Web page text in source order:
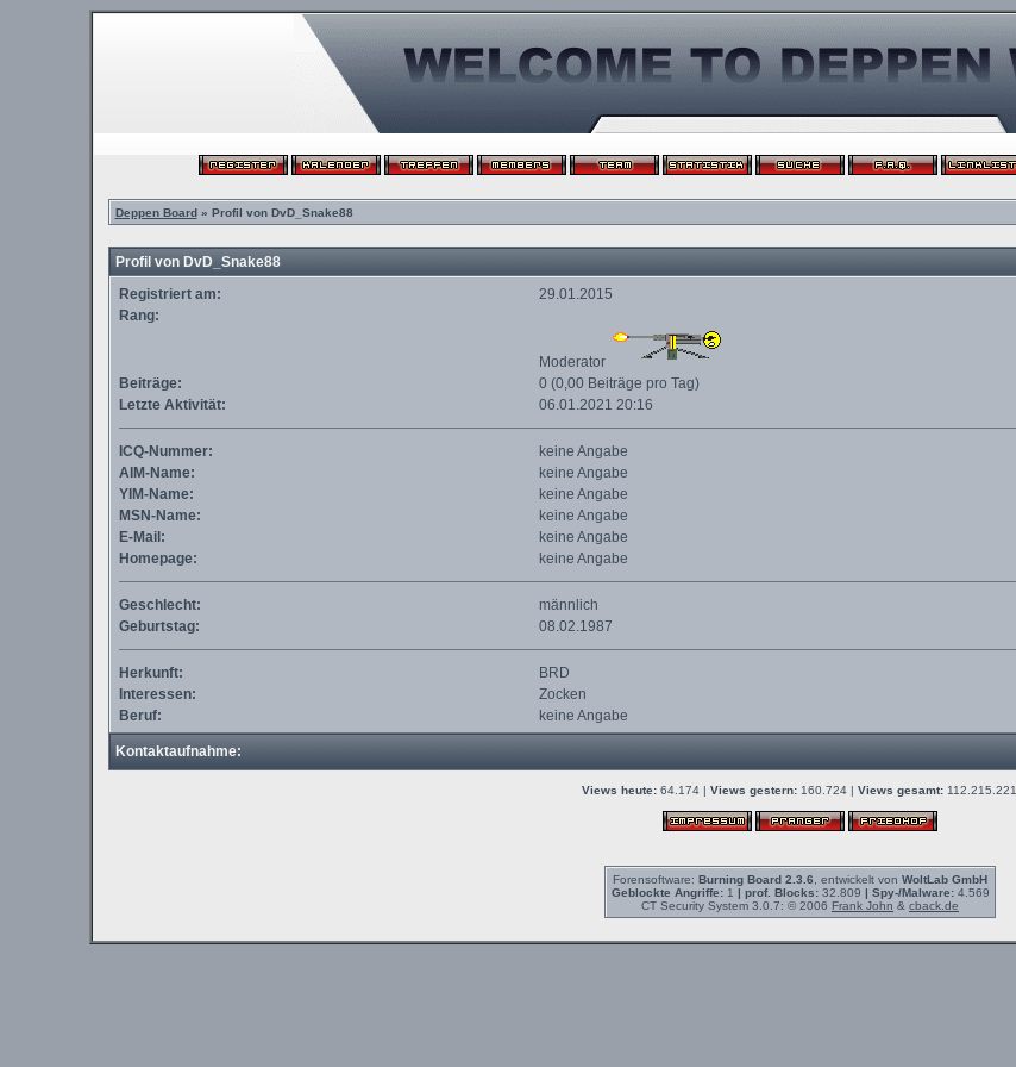
Deppen Board» Profil von DvD_Snake88
Profil von DvD_Snake88
Registriert am:
29.01.2015
Rang:
Moderator
Beiträge:
0 (0,00 Beiträge pro Tag)
Letzte Aktivität:
06.01.2021 20:16
ICQ-Nummer:
keine Angabe
AIM-Name:
keine Angabe
YIM-Name:
keine Angabe
MSN-Name:
keine Angabe
E-Mail:
keine Angabe
Homepage:
keine Angabe
Geschlecht:
männlich
Geburtstag:
08.02.1987
Herkunft:
BRD
Interessen:
Zocken
Beruf:
keine Angabe
Kontaktaufnahme:
Views heute: 64.174 | Views gestern: 160.724 | Views gesamt: 112.215.221
Forensoftware: Burning Board 2.3.6 , entwickelt von WoltLab GmbH
Geblockte Angriffe:1 | prof. Blocks:32.809 | Spy-/Malware:4.569
CT Security System 3.0.7: © 2006 Frank John & cback.de